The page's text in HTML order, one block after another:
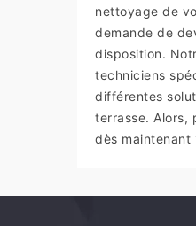
nettoyage de
demande de
disposition.
techniciens
différentes
terrasse. Alors,
dès maintenant